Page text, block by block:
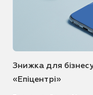
Знижка для
«Епіцентрі»